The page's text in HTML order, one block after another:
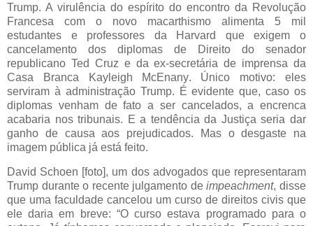
Trump. A virulência do espírito do encontro da Revolução
Francesa com o novo macarthismo alimenta 5 mil
estudantes e professores da Harvard que exigem o
cancelamento dos diplomas de Direito do senador
republicano Ted Cruz e da ex-secretária de imprensa da
Casa Branca Kayleigh McEnany. Único motivo: eles
serviram à administração Trump. É evidente que, caso os
diplomas venham de fato a ser cancelados, a encrenca
acabaria nos tribunais. E a tendência da Justiça seria dar
ganho de causa aos prejudicados. Mas o desgaste na
imagem pública já está feito.
David Schoen [foto], um dos advogados que representaram
Trump durante o recente julgamento deimpeachment, disse
que uma faculdade cancelou um curso de direitos civis que
ele daria em breve: “O curso estava programado para o